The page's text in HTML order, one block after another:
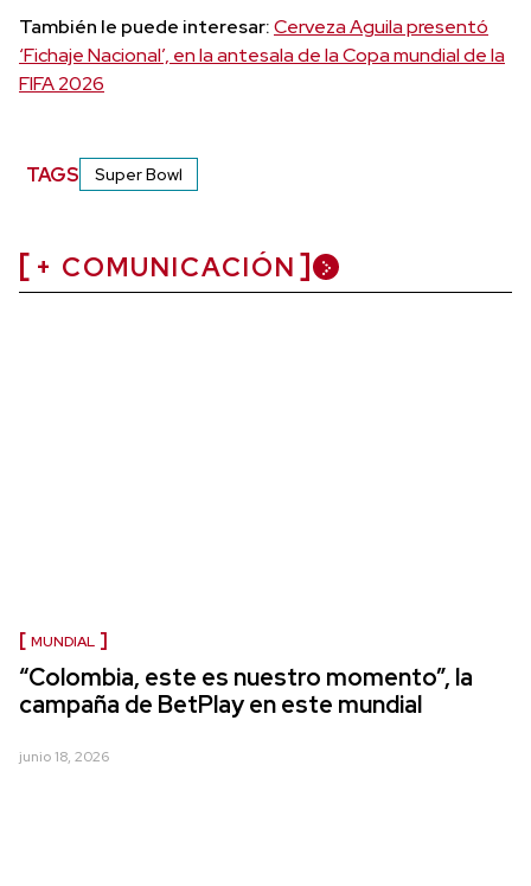
También le puede interesar:Cerveza Aguila presentó
‘Fichaje Nacional’, en la antesala de la Copa mundial de la
FIFA 2026
TAGS Super Bowl
+ COMUNICACIÓN
MUNDIAL
“Colombia, este es nuestro momento”, la
campaña de BetPlay en este mundial
junio 18, 2026